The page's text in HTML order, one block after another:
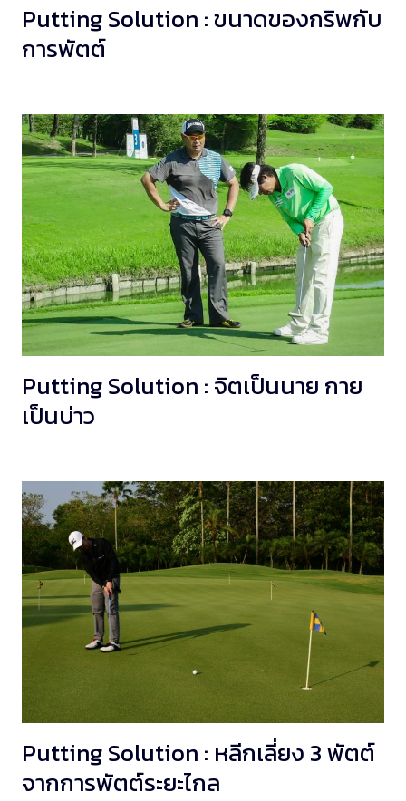
Putting Solution : ขนาดของกริพกับ
การพัตต์
Putting Solution : จิตเป็นนาย กาย
เป็นบ่าว
Putting Solution : หลีกเลี่ยง 3 พัตต์
จากการพัตต์ระยะไกล